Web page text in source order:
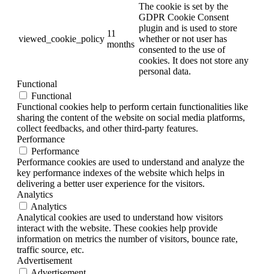
viewed_cookie_policy
11
months
The cookie is set by the
GDPR Cookie Consent
plugin and is used to store
whether or not user has
consented to the use of
cookies. It does not store any
personal data.
Functional
Functional
Functional cookies help to perform certain functionalities like
sharing the content of the website on social media platforms,
collect feedbacks, and other third-party features.
Performance
Performance
Performance cookies are used to understand and analyze the
key performance indexes of the website which helps in
delivering a better user experience for the visitors.
Analytics
Analytics
Analytical cookies are used to understand how visitors
interact with the website. These cookies help provide
information on metrics the number of visitors, bounce rate,
traffic source, etc.
Advertisement